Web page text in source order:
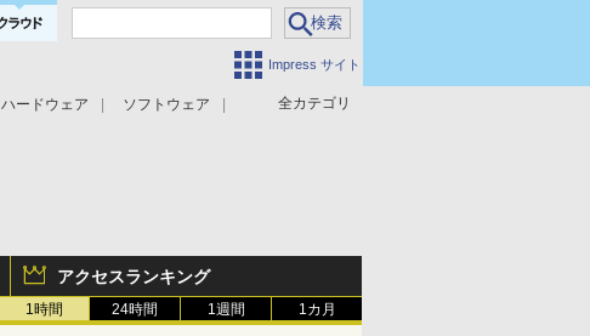
Impress サイト
全カテゴリ
ハードウェア
ソフトウェア
アクセスランキング
1時間 24時間 1週間 1カ月